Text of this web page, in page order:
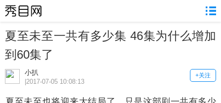
夏至未至一共有多少集 46集为什么增加
到60集了
小扒 +关注
|2017-07-05 10:08:13